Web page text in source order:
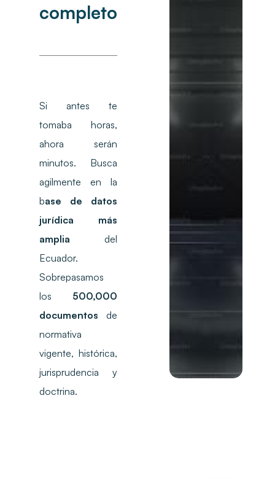
completo
Si antes te
tomaba horas,
ahora serán
minutos. Busca
agilmente en la
base de datos
jurídica más
amplia del
Ecuador.
Sobrepasamos
los 500,000
documentos de
normativa
vigente, histórica,
jurisprudencia y
doctrina.